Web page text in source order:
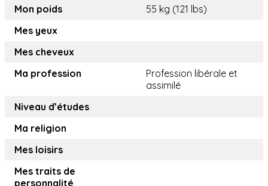
Mon poids
55 kg (121 lbs)
Mes yeux
Mes cheveux
Ma profession
Profession libérale et
assimilé
Niveau d’études
Ma religion
Mes loisirs
Mes traits de
personnalité